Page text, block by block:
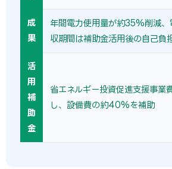
成
果
年間電力使用量が約35%削減
収期間は補助金活用後の自己負
活
用
補
助
金
省エネルギー投資促進支援事
し、設備費の約40%を補助